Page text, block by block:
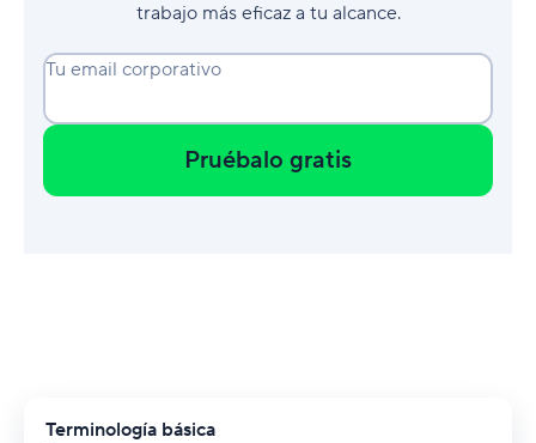
trabajo más eficaz a tu alcance.
Tu email corporativo
Pruébalo gratis
Terminología básica